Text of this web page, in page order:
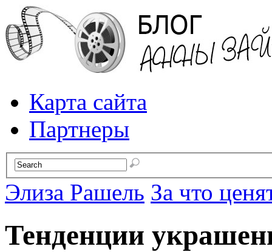
Карта сайта
Партнеры
Элиза Рашель За что
Тенденции